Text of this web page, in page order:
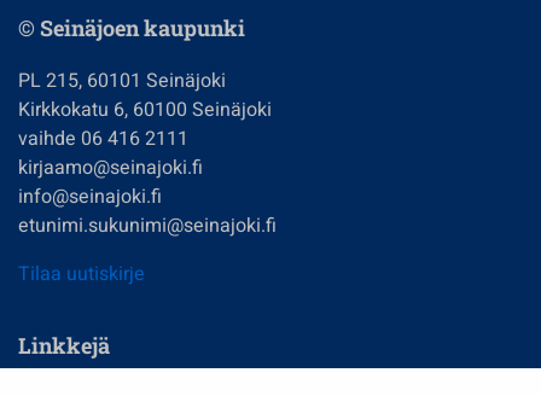
© Seinäjoen kaupunki
PL 215, 60101 Seinäjoki
Kirkkokatu 6, 60100 Seinäjoki
vaihde 06 416 2111
kirjaamo@seinajoki.fi
info@seinajoki.fi
etunimi.sukunimi@seinajoki.fi
Tilaa uutiskirje
Linkkejä